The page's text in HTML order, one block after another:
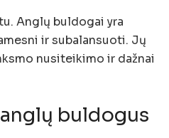
Anglų buldogai yra
ir subalansuoti. Jų
nusiteikimo ir dažnai
buldogus